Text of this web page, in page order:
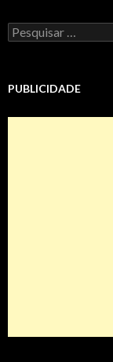
Pesquisar
por:
PUBLICIDADE